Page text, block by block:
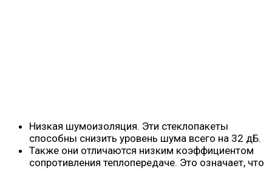
Низкая шумоизоляция. Эти стеклопакеты
способны снизить уровень шума всего на 32 дБ.
Также они отличаются низким коэффициентом
сопротивления теплопередаче. Это означает, что